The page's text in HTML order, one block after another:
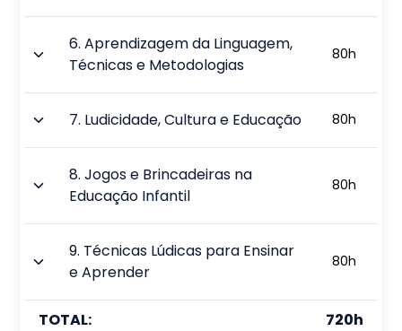
6.Aprendizagem da Linguagem,
Técnicas e Metodologias
80h
7. Ludicidade, Cultura e Educação 80h
8.Jogos e Brincadeiras na
Educação Infantil
80h
9. Técnicas Lúdicas para Ensinar
e Aprender
80h
TOTAL: 720h